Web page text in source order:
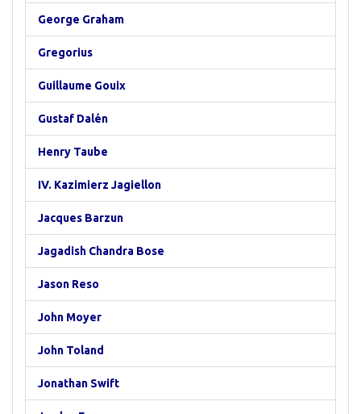
George Graham
Gregorius
Guillaume Gouix
Gustaf Dalén
Henry Taube
IV. Kazimierz Jagiellon
Jacques Barzun
Jagadish Chandra Bose
Jason Reso
John Moyer
John Toland
Jonathan Swift